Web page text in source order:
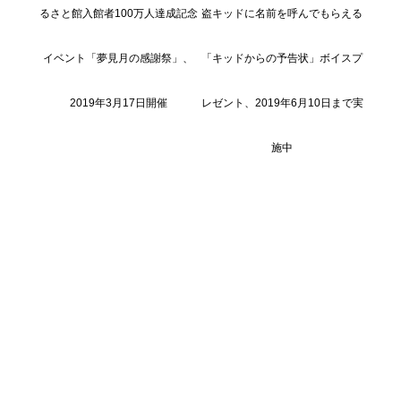
るさと館入館者100万人達成記念
イベント「夢見月の感謝祭」、
2019年3月17日開催
盗キッドに名前を呼んでもらえる
「キッドからの予告状」ボイスプ
レゼント、2019年6月10日まで実
施中